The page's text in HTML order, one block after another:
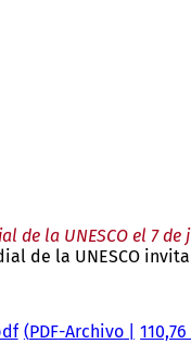
la UNESCO el 7 de
de la UNESCO
PDF-Archivo 110,76